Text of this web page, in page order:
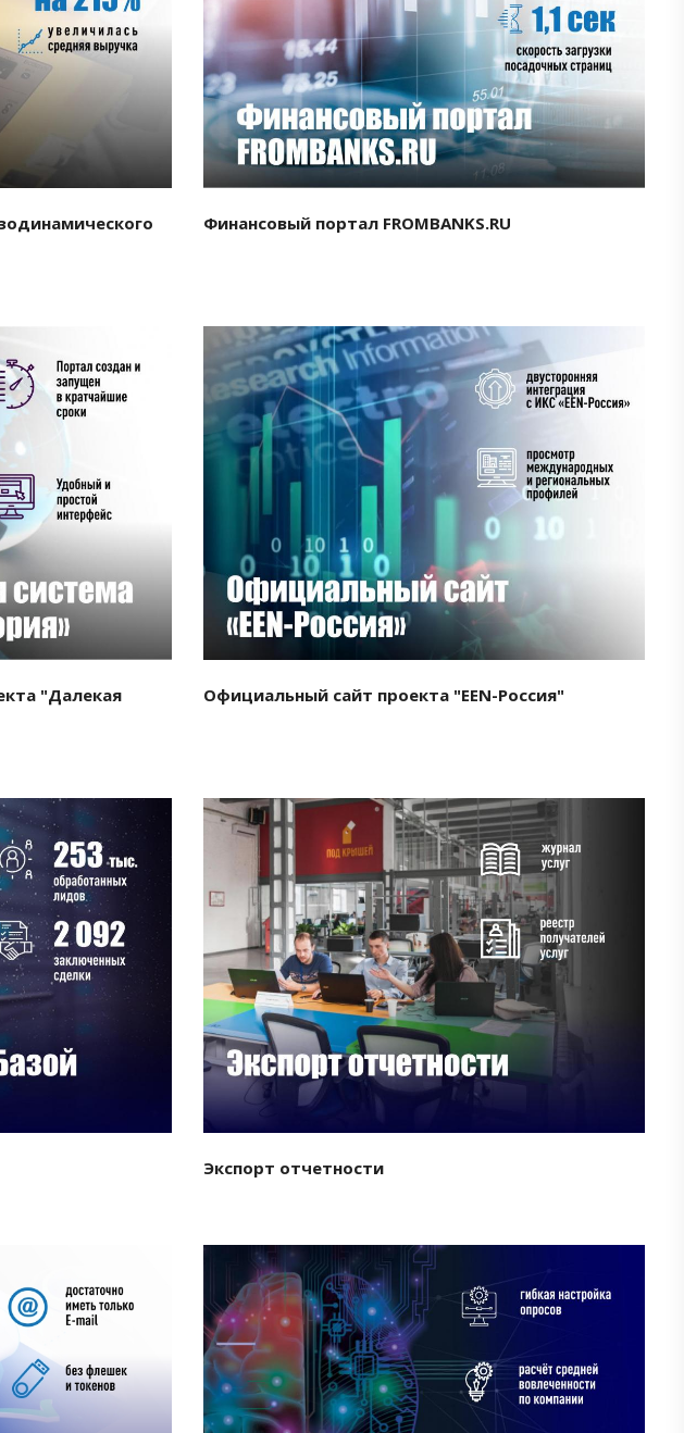
Смотреть проект
Финансовый портал FROMBANKS.RU
"Далекая
Смотреть проект
Официальный сайт проекта "EEN-Россия"
Смотреть проект
Экспорт отчетности
Смотреть проект